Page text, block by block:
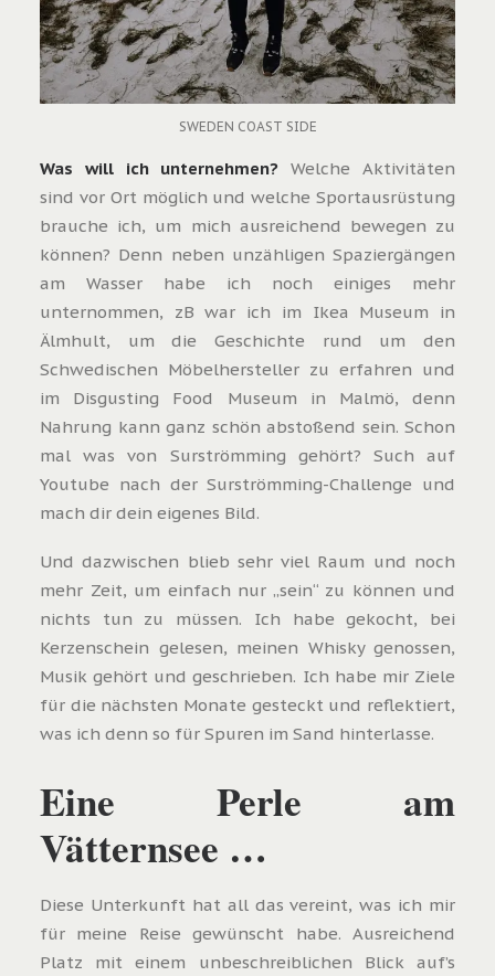
SWEDEN COAST SIDE
Was will ich unternehmen? Welche Aktivitäten
sind vor Ort möglich und welche Sportausrüstung
brauche ich, um mich ausreichend bewegen zu
können? Denn neben unzähligen Spaziergängen
am Wasser habe ich noch einiges mehr
unternommen, zB war ich im Ikea Museum in
Älmhult, um die Geschichte rund um den
Schwedischen Möbelhersteller zu erfahren und
im Disgusting Food Museum in Malmö, denn
Nahrung kann ganz schön abstoßend sein. Schon
mal was von Surströmming gehört? Such auf
Youtube nach der Surströmming-Challenge und
mach dir dein eigenes Bild.
Und dazwischen blieb sehr viel Raum und noch
mehr Zeit, um einfach nur „sein“ zu können und
nichts tun zu müssen. Ich habe gekocht, bei
Kerzenschein gelesen, meinen Whisky genossen,
Musik gehört und geschrieben. Ich habe mir Ziele
für die nächsten Monate gesteckt und reflektiert,
was ich denn so für Spuren im Sand hinterlasse.
Eine Perle am
Vätternsee …
Diese Unterkunft hat all das vereint, was ich mir
für meine Reise gewünscht habe. Ausreichend
Platz mit einem unbeschreiblichen Blick auf’s